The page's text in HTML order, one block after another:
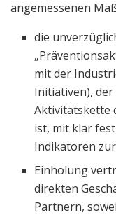
angemessenen
die
mit der
Initiativen),
Aktivitätskette
ist, mit klar
Indikatoren
Einholung
direkten
Partnern,